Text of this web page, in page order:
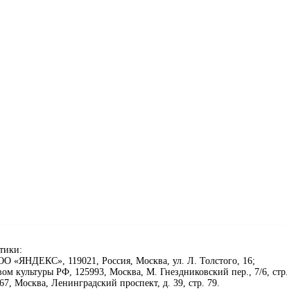
«ЯНДЕКС», 119021, Россия, Москва, ул. Л. Толстого, 16;
культуры РФ, 125993, Москва, М. Гнездниковский пер., 7/6,
Москва, Ленинградский проспект, д. 39, стр. 79.